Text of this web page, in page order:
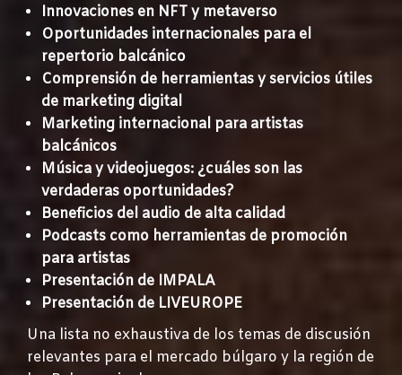
Innovaciones en NFT y metaverso
Oportunidades internacionales para el
repertorio balcánico
Comprensión de herramientas y servicios útiles
de marketing digital
Marketing internacional para artistas
balcánicos
Música y videojuegos: ¿cuáles son las
verdaderas oportunidades?
Beneficios del audio de alta calidad
Podcasts como herramientas de promoción
para artistas
Presentación de IMPALA
Presentación de LIVEUROPE
Una lista no exhaustiva de los temas de discusión
relevantes para el mercado búlgaro y la región de